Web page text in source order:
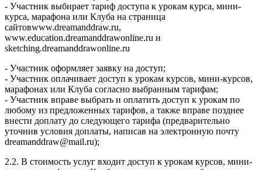
- Участник выбирает тариф доступа к урокам курса, мини-
курса, марафона или Клуба на страница
сайтовwww.dreamanddraw.ru,
www.education.dreamanddrawonline.ru и
sketching.dreamanddrawonline.ru
- Участник оформляет заявку на доступ;
- Участник оплачивает доступ к урокам курсов, мини-курсов,
марафонах или Клуба согласно выбранным тарифам;
- Участник вправе выбрать и оплатить доступ к урокам по
любому из предложенных тарифов, а также вправе позднее
внести доплату до следующего тарифа (предварительно
уточнив условия доплаты, написав на электронную почту
dreamanddraw@mail.ru);
2.2. В стоимость услуг входит доступ к урокам курсов, мини-